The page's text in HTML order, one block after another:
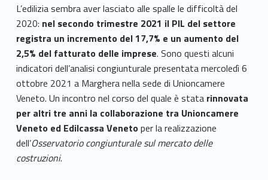
L’edilizia sembra aver lasciato alle spalle le difficoltà del
2020: nel secondo trimestre 2021 il PIL del settore
registra un incremento del 17,7% e un aumento del
2,5% del fatturato delle imprese. Sono questi alcuni
indicatori dell’analisi congiunturale presentata mercoledì 6
ottobre 2021 a Marghera nella sede di Unioncamere
Veneto. Un incontro nel corso del quale è stata rinnovata
per altri tre anni la collaborazione tra Unioncamere
Veneto ed Edilcassa Venetoper la realizzazione
dell’Osservatorio congiunturale sul mercato delle
costruzioni.